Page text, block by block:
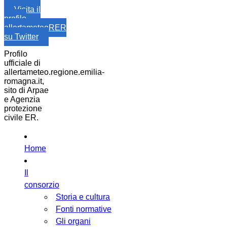
Visita il
profilo
allertameteoRER
su Twitter
Profilo
ufficiale di
allertameteo.regione.emilia-
romagna.it,
sito di Arpae
e Agenzia
protezione
civile ER.
Home
consorzio
Storia e cultura
Fonti normative
Gli organi